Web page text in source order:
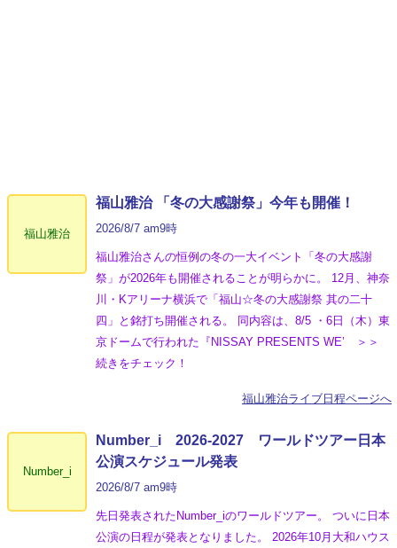
福山雅治
福山雅治 「冬の⼤感謝祭」今年も開催！
2026/8/7 am9時
福山雅治さんの恒例の冬の一大イベント「冬の⼤感謝
祭」が2026年も開催されることが明らかに。 12月、神奈
川・Kアリーナ横浜で「福山☆冬の大感謝祭 其の二十
四」と銘打ち開催される。 同内容は、8/5 ・6日（木）東
京ドームで行われた『NISSAY PRESENTS WE’ ＞＞
続きをチェック！
福山雅治ライブ日程ページへ
Number_i
Number_i 2026‐2027 ワールドツアー日本
公演スケジュール発表
2026/8/7 am9時
先日発表されたNumber_iのワールドツアー。 ついに日本
公演の日程が発表となりました。 2026年10月大和ハウス